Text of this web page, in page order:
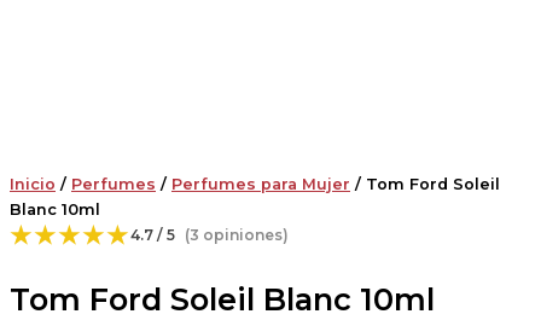
Inicio / Perfumes / Perfumes para Mujer / Tom Ford Soleil
Blanc 10ml
★★★★★4.7 / 5 (3 opiniones)
Tom Ford Soleil Blanc 10ml